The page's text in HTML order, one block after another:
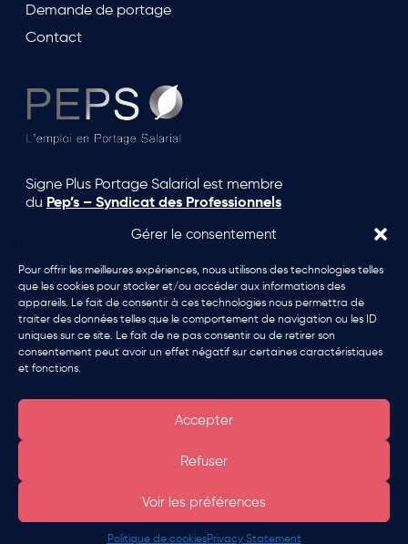
Gérer le consentement
Pour offrir les meilleures expériences, nous utilisons des technologies telles
que les cookies pour stocker et/ou accéder aux informations des
appareils. Le fait de consentir à ces technologies nous permettra de
traiter des données telles que le comportement de navigation ou les ID
uniques sur ce site. Le fait de ne pas consentir ou de retirer son
consentement peut avoir un effet négatif sur certaines caractéristiques
et fonctions.
Accepter
Refuser
Voir les préférences
Politique de cookiesPrivacy Statement
Être rappelé
Demande de portage
Contact
Signe Plus Portage Salarial est membre
du Pep’s – Syndicat des Professionnels
Signe Plus Portage Salarial a aussi reçu
une médaille de bronze pour sa
© 2026Signe Plus Portage Salarial.
Politique de confidentialité
- Conçu par